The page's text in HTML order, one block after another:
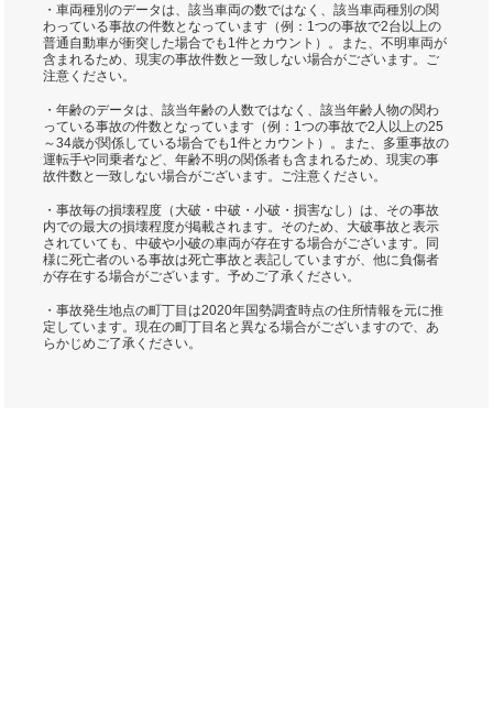
・車両種別のデータは、該当車両の数ではなく、該当車両種別の関
わっている事故の件数となっています（例：1つの事故で2台以上の
普通自動車が衝突した場合でも1件とカウント）。また、不明車両が
含まれるため、現実の事故件数と一致しない場合がございます。ご
注意ください。
・年齢のデータは、該当年齢の人数ではなく、該当年齢人物の関わ
っている事故の件数となっています（例：1つの事故で2人以上の25
～34歳が関係している場合でも1件とカウント）。また、多重事故の
運転手や同乗者など、年齢不明の関係者も含まれるため、現実の事
故件数と一致しない場合がございます。ご注意ください。
・事故毎の損壊程度（大破・中破・小破・損害なし）は、その事故
内での最大の損壊程度が掲載されます。そのため、大破事故と表示
されていても、中破や小破の車両が存在する場合がございます。同
様に死亡者のいる事故は死亡事故と表記していますが、他に負傷者
が存在する場合がございます。予めご了承ください。
・事故発生地点の町丁目は2020年国勢調査時点の住所情報を元に推
定しています。現在の町丁目名と異なる場合がございますので、あ
らかじめご了承ください。